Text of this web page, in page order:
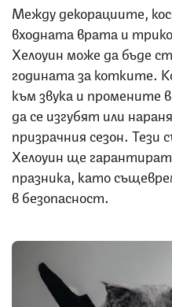
Между декорациите,
входната врата и
Хелоуин може да бъде
годината за котките.
към звука и промените
да се изгубят или
призрачния сезон. Тези
Хелоуин ще
празника, като
в безопасност.